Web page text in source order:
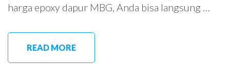
harga epoxy dapur MBG, Anda bisa langsung …
READ MORE